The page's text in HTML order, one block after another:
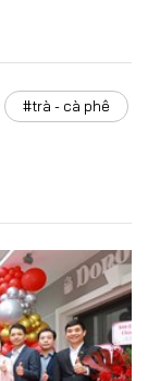
#trà - cà phê